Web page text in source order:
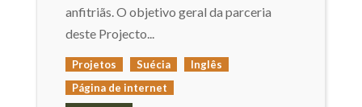
anfitriãs. O objetivo geral da parceria
deste Projecto...
Projetos Suécia
Inglês
Página de internet